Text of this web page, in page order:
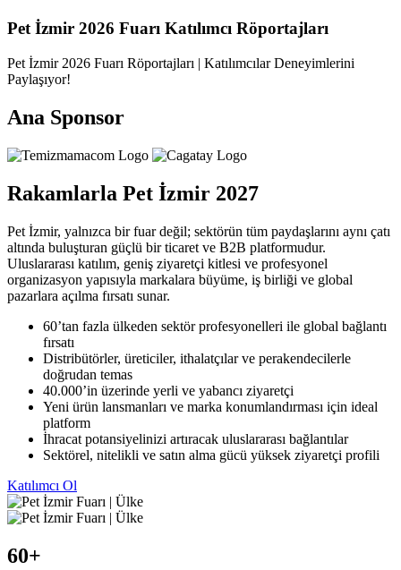
Pet İzmir 2026 Fuarı Katılımcı Röportajları
Pet İzmir 2026 Fuarı Röportajları | Katılımcılar Deneyimlerini
Paylaşıyor!
Ana Sponsor
Rakamlarla Pet İzmir 2027
Pet İzmir, yalnızca bir fuar değil; sektörün tüm paydaşlarını aynı çatı
altında buluşturan güçlü bir ticaret ve B2B platformudur.
Uluslararası katılım, geniş ziyaretçi kitlesi ve profesyonel
organizasyon yapısıyla markalara büyüme, iş birliği ve global
pazarlara açılma fırsatı sunar.
60’tan fazla ülkeden sektör profesyonelleri ile global bağlantı
fırsatı
Distribütörler, üreticiler, ithalatçılar ve perakendecilerle
doğrudan temas
40.000’in üzerinde yerli ve yabancı ziyaretçi
Yeni ürün lansmanları ve marka konumlandırması için ideal
platform
İhracat potansiyelinizi artıracak uluslararası bağlantılar
Sektörel, nitelikli ve satın alma gücü yüksek ziyaretçi profili
Katılımcı Ol
60+